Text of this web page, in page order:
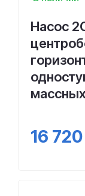
Насос
16 720